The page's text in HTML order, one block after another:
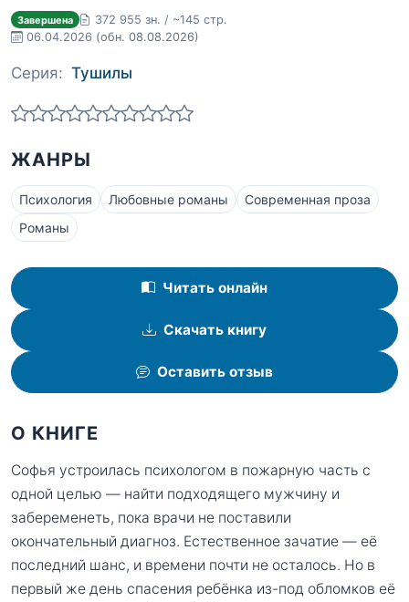
Завершена
372 955 зн. / ~145 стр.
06.04.2026 (обн. 08.08.2026)
Серия: Тушилы
ЖАНРЫ
Психология Любовные романы
Современная проза
Романы
Читать онлайн
Скачать книгу
Оставить отзыв
О КНИГЕ
Софья устроилась психологом в пожарную часть с
одной целью — найти подходящего мужчину и
забеременеть, пока врачи не поставили
окончательный диагноз. Естественное зачатие — её
последний шанс, и времени почти не осталось. Но в
первый же день спасения ребёнка из-под обломков её